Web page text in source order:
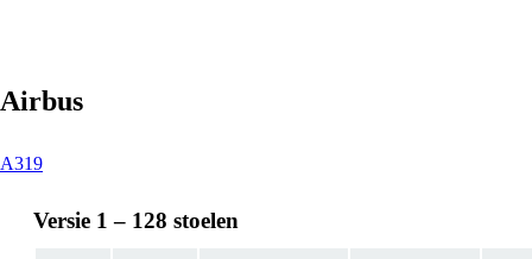
Airbus
A319This
be
Versie 1 – 128 stoelen